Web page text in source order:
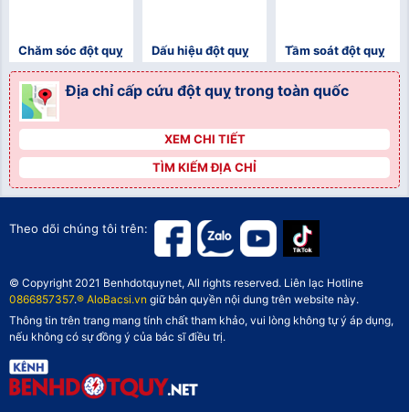
">
Chăm sóc đột quỵ
">
Dấu hiệu đột quỵ
">
Tầm soát đột quỵ
Địa chỉ cấp cứu đột quỵ trong toàn quốc
XEM CHI TIẾT
TÌM KIẾM ĐỊA CHỈ
Theo dõi chúng tôi trên:
© Copyright 2021 Benhdotquynet, All rights reserved. Liên lạc Hotline
0866857357.® AloBacsi.vn giữ bản quyền nội dung trên website này.
Thông tin trên trang mang tính chất tham khảo, vui lòng không tự ý áp dụng,
nếu không có sự đồng ý của bác sĩ điều trị.